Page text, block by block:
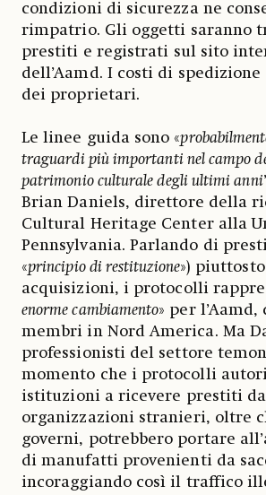
condizioni di sicurezza ne
rimpatrio. Gli oggetti saranno
prestiti e registrati sul sito
dell’Aamd. I costi di spedizione
dei proprietari.
Le linee guida sono «
traguardi più importanti nel campo
patrimonio culturale degli ultimi anni
Brian Daniels, direttore della
Cultural Heritage Center alla
Pennsylvania. Parlando di
«principio di restituzione»)
acquisizioni, i protocolli
enorme cambiamento» per l’Aamd,
membri in Nord America. Ma
professionisti del settore
momento che i protocolli
istituzioni a ricevere prestiti
organizzazioni stranieri, oltre
governi, potrebbero portare
di manufatti provenienti da
incoraggiando così il traffico